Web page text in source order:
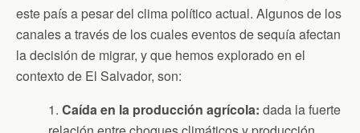
este país a pesar del clima político actual. Algunos de los
canales a través de los cuales eventos de sequía afectan
la decisión de migrar, y que hemos explorado en el
contexto de El Salvador, son:
1. Caída en la producción agrícola: dada la fuerte